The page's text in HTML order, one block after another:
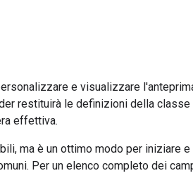
e visualizzare
restituirà le definizioni della
effettiva.
ma è un ottimo modo per iniziare
Per un elenco completo dei